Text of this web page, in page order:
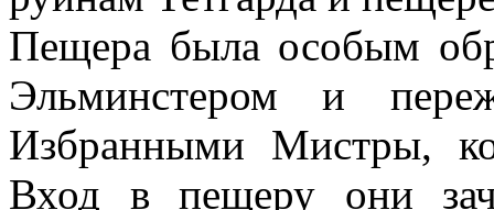
Пещера была особым
Эльминстером и
Избранными Мистры,
Вход в пещеру они